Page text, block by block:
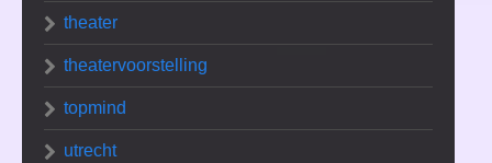
theater
theatervoorstelling
topmind
utrecht